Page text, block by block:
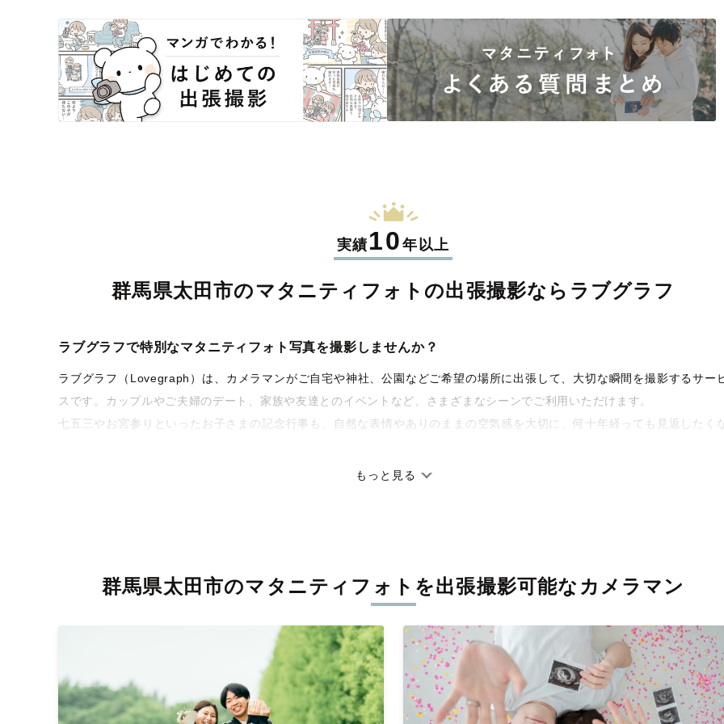
実績10年以上
群馬県太田市のマタニティフォトの出張撮影なら ラブグラフ
ラブグラフで特別なマタニティフォト写真を撮影しませんか？
ラブグラフ（Lovegraph）は、カメラマンがご自宅や神社、公園などご希望の場所に出張して、大切な瞬間を撮影するサー
スです。カップルやご夫婦のデート、家族や友達とのイベントなど、さまざまなシーンでご利用いただけます。
七五三やお宮参りといったお子さまの記念行事も、自然な表情やありのままの空気感を大切に、何十年経っても見返したく
丁寧なレタッチで思い出を美しく仕上げます
りに。きっと「こんな写真を撮ってほしかった！」と思える一枚に出会えます。まずは、ラブグラフの
撮影事例をご覧くだ
もっと見る
群馬県太田市のマタニティフォトを出張撮影可能なカメラマン